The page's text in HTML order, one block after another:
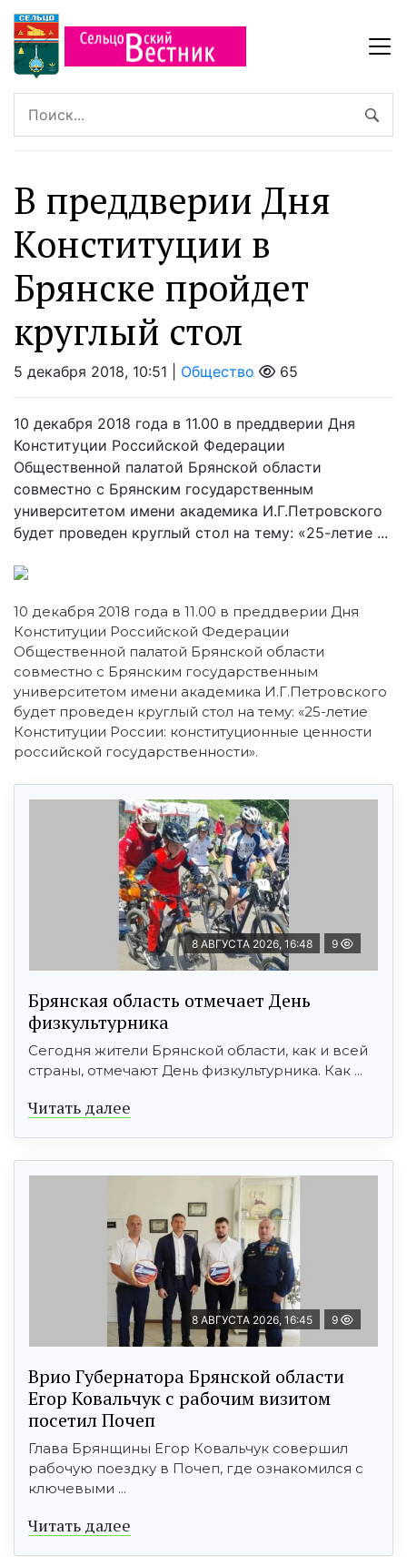
В преддверии Дня
Конституции в
Брянске пройдет
круглый стол
5 декабря 2018, 10:51 | Общество 65
10 декабря 2018 года в 11.00 в преддверии Дня
Конституции Российской Федерации
Общественной палатой Брянской области
совместно с Брянским государственным
университетом имени академика И.Г.Петровского
будет проведен круглый стол на тему: «25-летие ...
10 декабря 2018 года в 11.00 в преддверии Дня
Конституции Российской Федерации
Общественной палатой Брянской области
совместно с Брянским государственным
университетом имени академика И.Г.Петровского
будет проведен круглый стол на тему: «25-летие
Конституции России: конституционные ценности
российской государственности».
8 АВГУСТА 2026, 16:48 9
Брянская область отмечает День
физкультурника
Сегодня жители Брянской области, как и всей
страны, отмечают День физкультурника. Как ...
Читать далее
8 АВГУСТА 2026, 16:45 9
Врио Губернатора Брянской области
Егор Ковальчук с рабочим визитом
посетил Почеп
Глава Брянщины Егор Ковальчук совершил
рабочую поездку в Почеп, где ознакомился с
ключевыми ...
Читать далее